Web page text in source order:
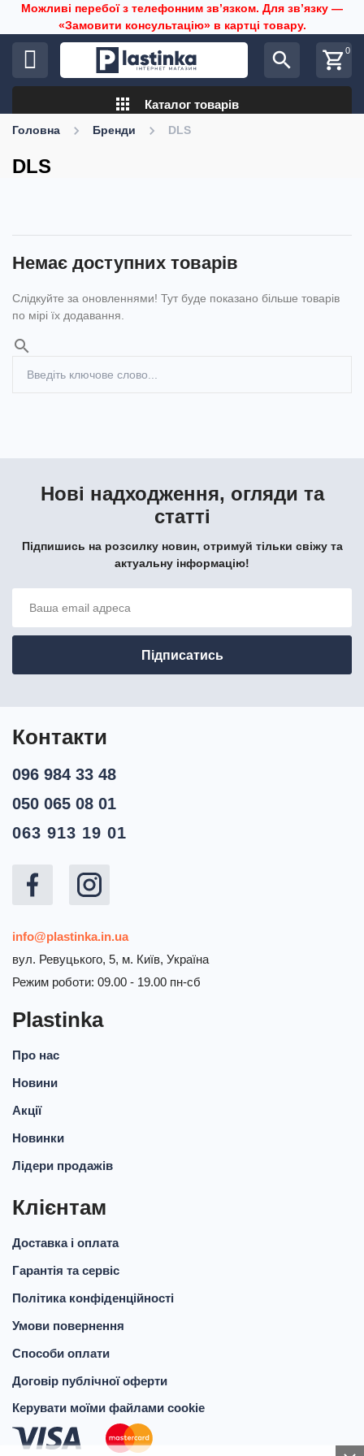
Можливі перебої з телефонним звʼязком. Для звʼязку —
«Замовити консультацію» в картці товару.
search shopping_cart0
apps Каталог товарів
Головна Бренди DLS
DLS
Немає доступних товарів
Слідкуйте за оновленнями! Тут буде показано більше товарів
по мірі їх додавання.
search
Нові надходження, огляди та
статті
Підпишись на розсилку новин, отримуй тільки свіжу та
актуальну інформацію!
Plastinka
Про нас
Новини
Акції
Новинки
Лідери продажів
Клієнтам
Доставка і оплата
Гарантія та сервіс
Політика конфіденційності
Умови повернення
Способи оплати
Договір публічної оферти
Керувати моїми файлами cookie
Контакти
info@plastinka.in.ua
вул. Ревуцького, 5, м. Київ, Україна
Режим роботи: 09.00 - 19.00 пн-сб
096 984 33 48
050 065 08 01
063 913 19 01